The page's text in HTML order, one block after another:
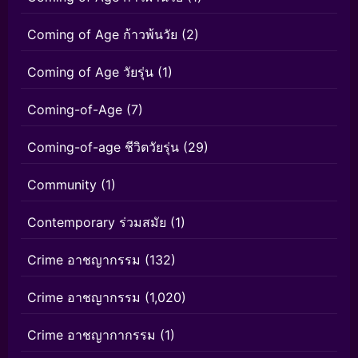
Coming of Age ก้าวพ้นวัย (2)
Coming of Age วัยรุ่น (1)
Coming-of-Age (7)
Coming-of-age ชีวิตวัยรุ่น (29)
Community (1)
Contemporary ร่วมสมัย (1)
Crime อาชญากรรม (132)
Crime อาชญากรรม (1,020)
Crime อาชญากากรรม (1)